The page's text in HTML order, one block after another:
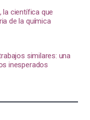
la científica que
de la química
similares: una
inesperados